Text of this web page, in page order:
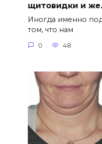
щитовидки и
Иногда именно
том, что нам
0 48